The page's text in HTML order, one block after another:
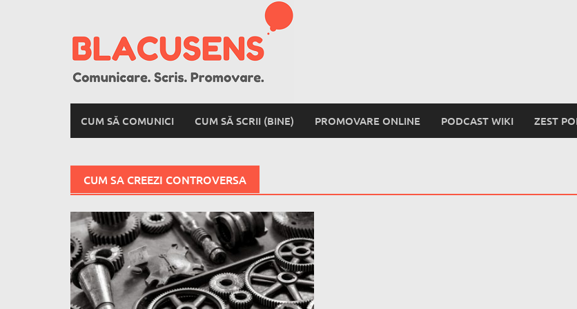
CUM SĂ COMUNICI CUM SĂ SCRII (BINE) PROMOVARE ONLINE PODCAST WIKI ZEST
CUM SA CREEZI CONTROVERSA